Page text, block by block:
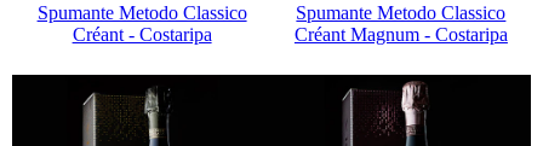
Spumante Metodo Classico
Créant - Costaripa
Spumante Metodo Classico
Créant Magnum - Costaripa